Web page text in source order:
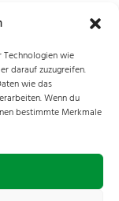
wie
darauf zuzugreifen.
wie das
Wenn du
bestimmte Merkmale